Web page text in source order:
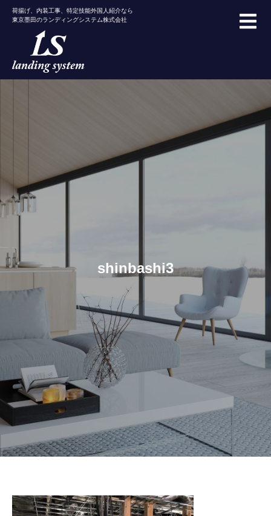
荷揚げ、内装工事、特定技能外国人紹介なら
東京墨田のランディングシステム株式会社
shinbashi3